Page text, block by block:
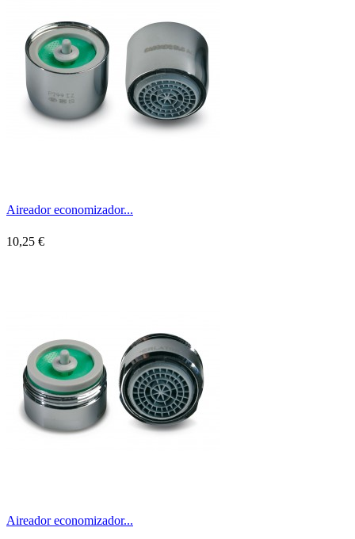
Aireador economizador...
10,25 €
Aireador economizador...